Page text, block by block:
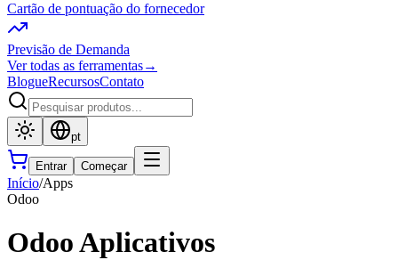
Cartão de pontuação do fornecedor
Previsão de Demanda
Ver todas as ferramentas→
BlogueRecursosContato
pt
Entrar Começar
Início/Apps
Odoo
Odoo Aplicativos